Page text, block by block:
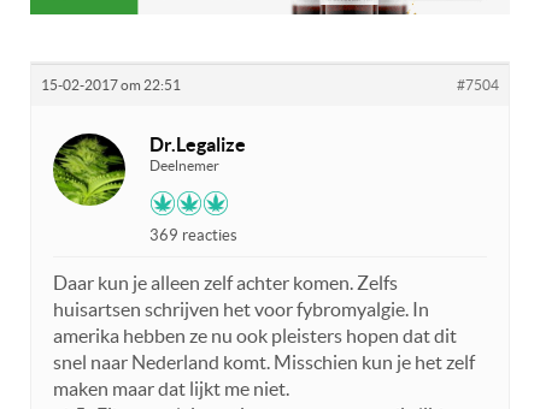
15-02-2017 om 22:51 #7504
Dr.Legalize
Deelnemer
369 reacties
Daar kun je alleen zelf achter komen. Zelfs
huisartsen schrijven het voor fybromyalgie. In
amerika hebben ze nu ook pleisters hopen dat dit
snel naar Nederland komt. Misschien kun je het zelf
maken maar dat lijkt me niet.